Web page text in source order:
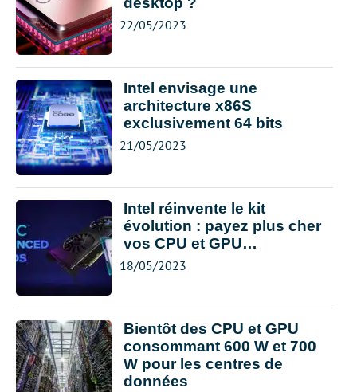
22/05/2023
Intel envisage une
architecture x86S
exclusivement 64 bits
21/05/2023
Intel réinvente le kit
évolution : payez plus cher
vos CPU et GPU…
18/05/2023
Bientôt des CPU et GPU
consommant 600 W et 700
W pour les centres de
données